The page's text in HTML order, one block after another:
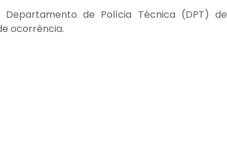
de Polícia Técnica (DPT) de
ocorrência.